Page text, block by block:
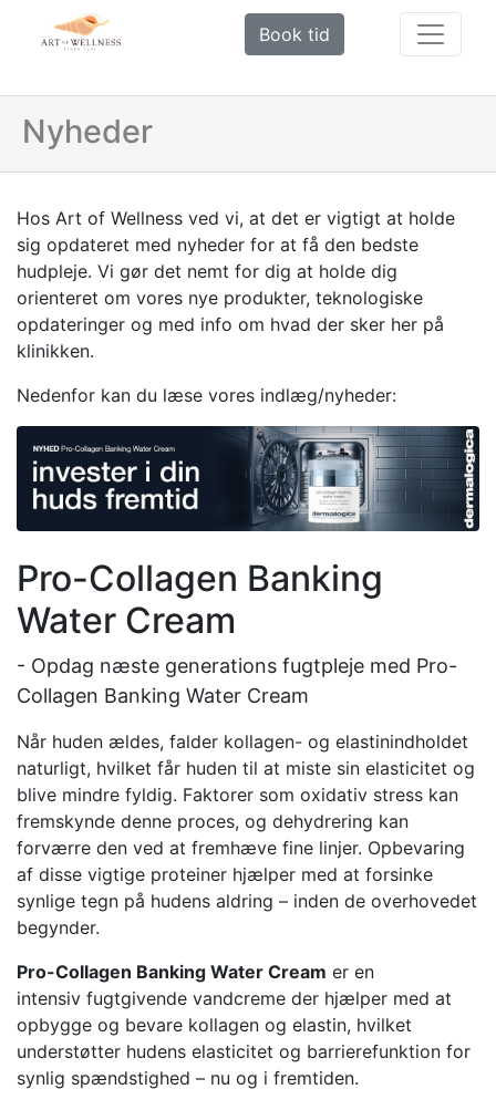
Book tid
Nyheder
Hos Art of Wellness ved vi, at det er vigtigt at holde
sig opdateret med nyheder for at få den bedste
hudpleje. Vi gør det nemt for dig at holde dig
orienteret om vores nye produkter, teknologiske
opdateringer og med info om hvad der sker her på
klinikken.
Nedenfor kan du læse vores indlæg/nyheder:
Pro-Collagen Banking
Water Cream
- Opdag næste generations fugtpleje med Pro-
Collagen Banking Water Cream
Når huden ældes, falder kollagen- og elastinindholdet
naturligt, hvilket får huden til at miste sin elasticitet og
blive mindre fyldig. Faktorer som oxidativ stress kan
fremskynde denne proces, og dehydrering kan
forværre den ved at fremhæve fine linjer. Opbevaring
af disse vigtige proteiner hjælper med at forsinke
synlige tegn på hudens aldring – inden de overhovedet
begynder.
Pro-Collagen Banking Water Cream er en
intensiv fugtgivende vandcreme der hjælper med at
opbygge og bevare kollagen og elastin, hvilket
understøtter hudens elasticitet og barrierefunktion for
synlig spændstighed – nu og i fremtiden.